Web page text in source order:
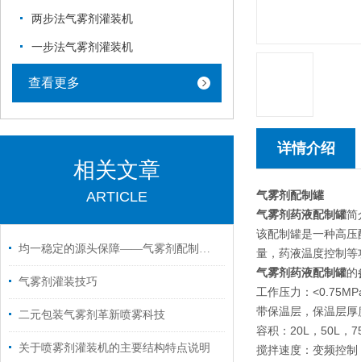
两步法气雾剂灌装机
一步法气雾剂灌装机
查看更多
相关文章
ARTICLE
均一稳定的源头保障——气雾剂配制罐在原料合成与混合中的关键作用
气雾剂灌装技巧
二元包装气雾剂革新喷雾科技
关于喷雾剂灌装机的主要结构特点说明
详情介绍
气雾剂配制罐
气雾剂药液配制罐简
该配制罐是一种高
量，药液温度控制等
气雾剂药液配制罐的
工作压力：
带保温层，保温层
容积：20L，50L，
搅拌速度：变频控